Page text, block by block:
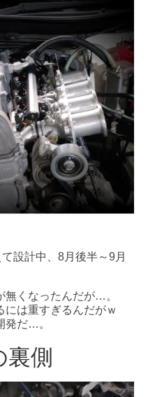
設計中、8月後半～9月
無くなったんだが…。
には重すぎるんだがｗ
発だ…。
側